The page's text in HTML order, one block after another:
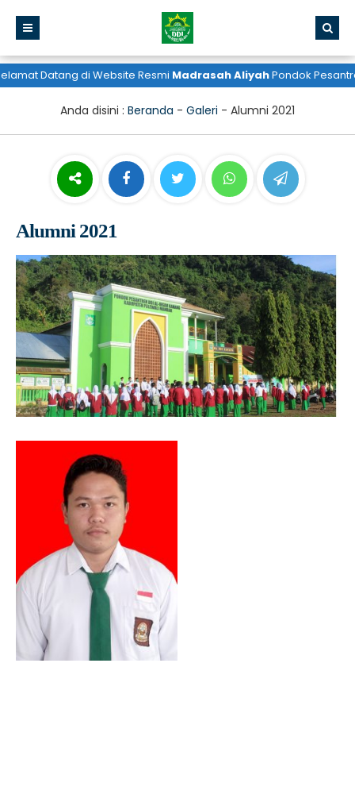
Datang di Website ResmiMadrasah AliyahPondok Pesantren
Anda disini : Beranda - Galeri - Alumni 2021
Alumni 2021